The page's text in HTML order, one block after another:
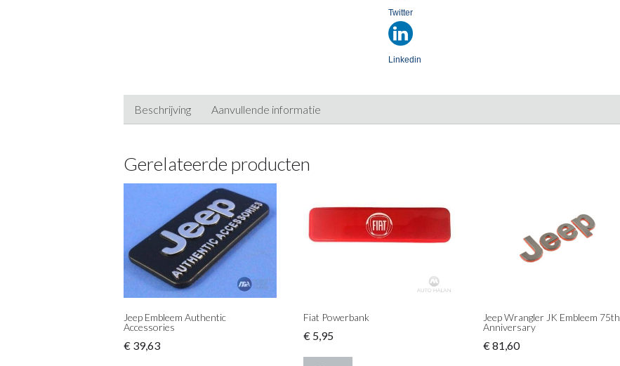
Twitter
Linkedin
Beschrijving Aanvullende informatie
Gerelateerde producten
Jeep Embleem Authentic
Accessories
€ 39,63
Fiat Powerbank
€5,95
Jeep Wrangler JK Embleem 75th
Anniversary
€81,60